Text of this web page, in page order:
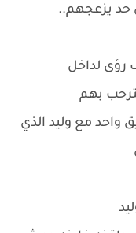
يزعجهم..
رؤى لداخل
بهم
واحد مع وليد الذي